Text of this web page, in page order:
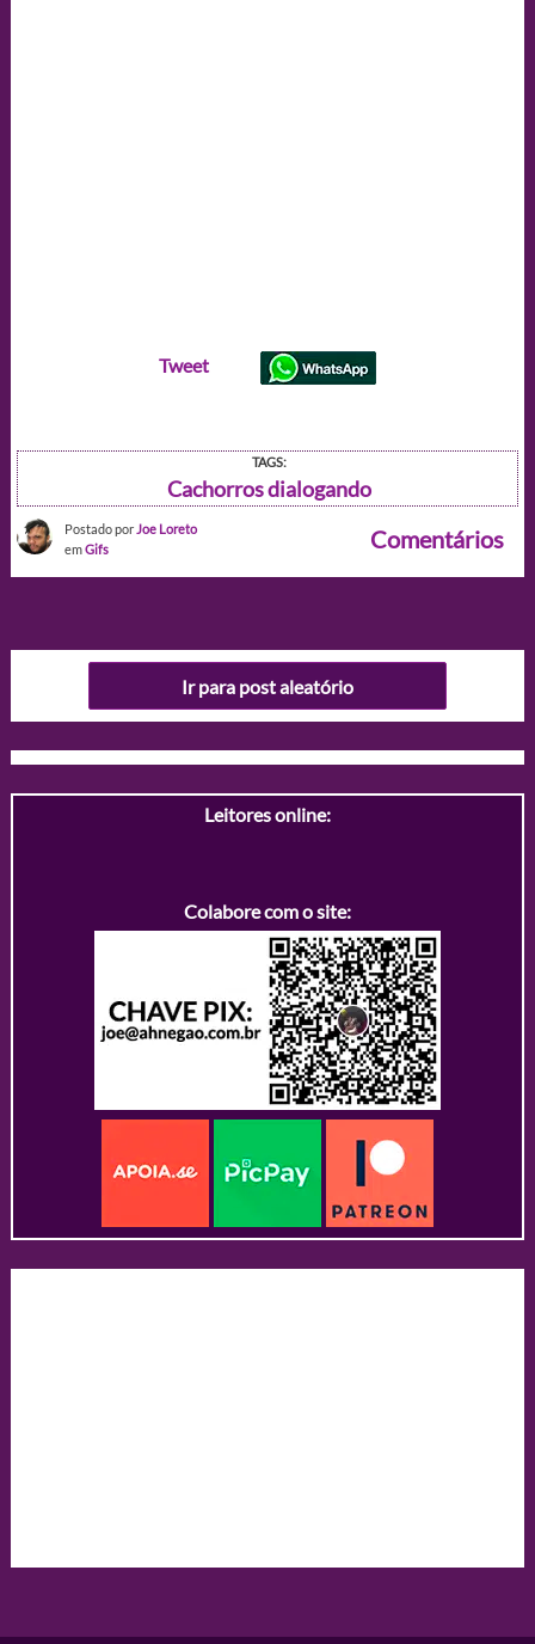
Tweet
TAGS:
Cachorros dialogando
Postado por Joe Loreto
emGifs Comentários
Ir para post aleatório
Leitores online:
Colabore com o site: